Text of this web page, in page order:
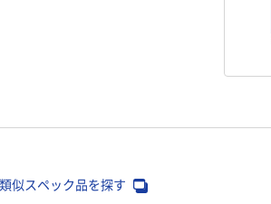
類似スペック品を探す